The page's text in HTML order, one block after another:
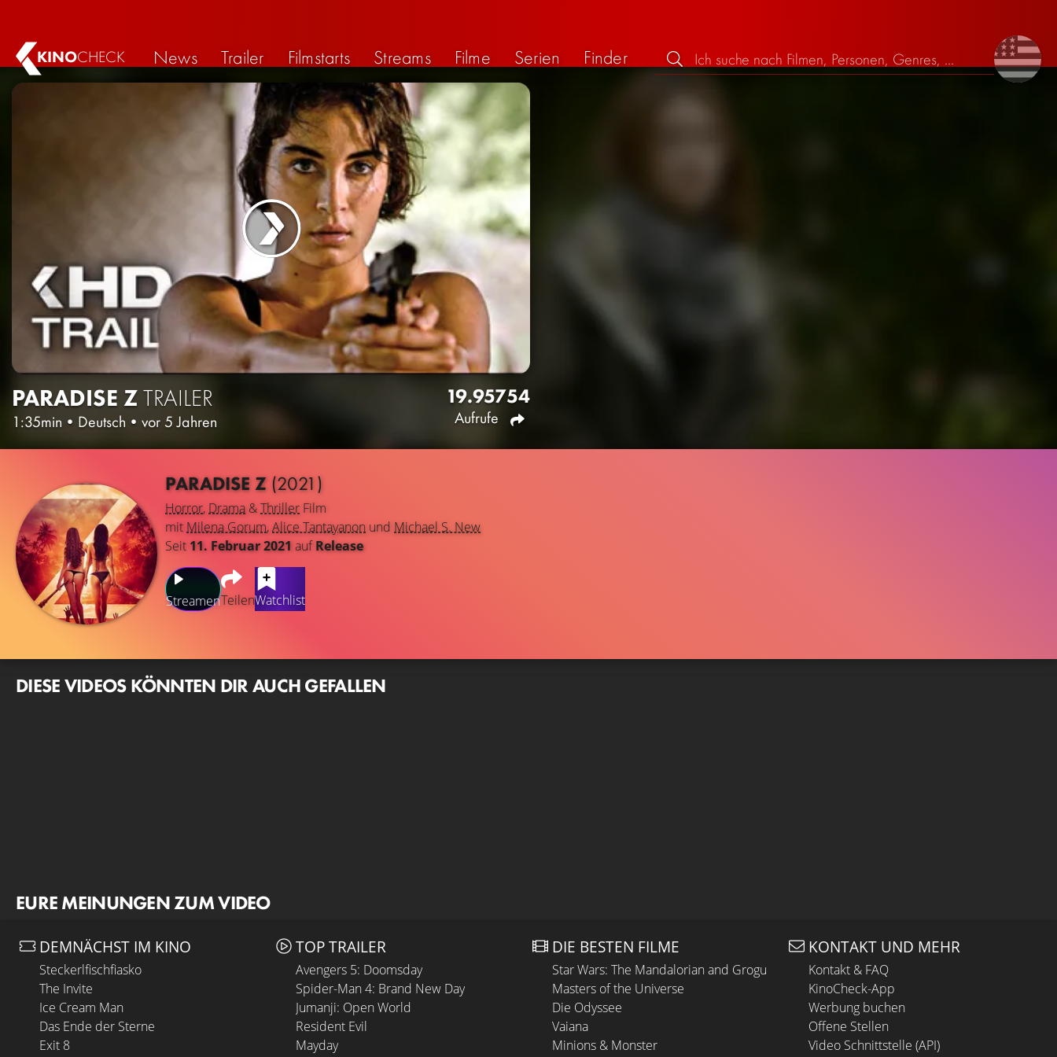
KINOCHECK News Trailer Filmstarts Streams Filme Serien Finder
PARADISE ZTRAILER
1:35min • Deutsch • vor 5 Jahren
19.957
Aufrufe
54
PARADISE Z (2021)
Horror, Drama&Thriller Film
mit Milena Gorum,Alice Tantayanon und Michael S. New
Seit 11. Februar 2021aufRelease
StreamenTeilenWatchlist
DIESE VIDEOS KÖNNTEN DIR AUCH GEFALLEN
EURE MEINUNGEN ZUM VIDEO
DEMNÄCHST IM KINO
Steckerlfischfiasko
The Invite
Ice Cream Man
Das Ende der Sterne
Exit 8
TOP TRAILER
Avengers 5: Doomsday
Spider-Man 4: Brand New Day
Jumanji: Open World
Resident Evil
Mayday
DIE BESTEN FILME
Star Wars: The Mandalorian and Grogu
Masters of the Universe
Die Odyssee
Vaiana
Minions & Monster
KONTAKT UND MEHR
Kontakt & FAQ
KinoCheck-App
Werbung buchen
Offene Stellen
Video Schnittstelle (API)